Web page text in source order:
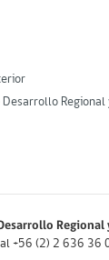
Desarrollo
+56 (2) 2 636 36